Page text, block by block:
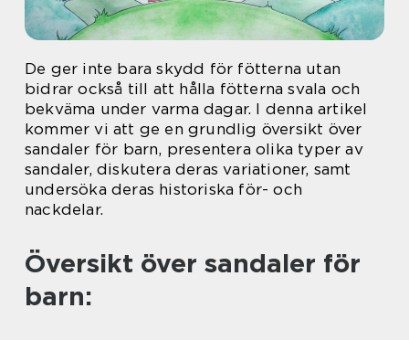
De ger inte bara skydd för fötterna utan
bidrar också till att hålla fötterna svala och
bekväma under varma dagar. I denna artikel
kommer vi att ge en grundlig översikt över
sandaler för barn, presentera olika typer av
sandaler, diskutera deras variationer, samt
undersöka deras historiska för- och
nackdelar.
Översikt över sandaler för
barn: